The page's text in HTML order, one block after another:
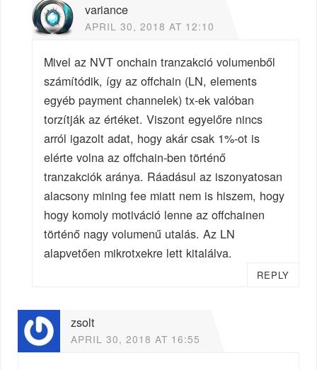
variance
APRIL 30, 2018 AT 12:10
Mivel az NVT onchain tranzakció volumenből
számítódik, így az offchain (LN, elements
egyéb payment channelek) tx-ek valóban
torzítják az értéket. Viszont egyelőre nincs
arról igazolt adat, hogy akár csak 1%-ot is
elérte volna az offchain-ben történő
tranzakciók aránya. Ráadásul az iszonyatosan
alacsony mining fee miatt nem is hiszem, hogy
hogy komoly motiváció lenne az offchainen
történő nagy volumenű utalás. Az LN
alapvetően mikrotxekre lett kitalálva.
REPLY
zsolt
APRIL 30, 2018 AT 16:55